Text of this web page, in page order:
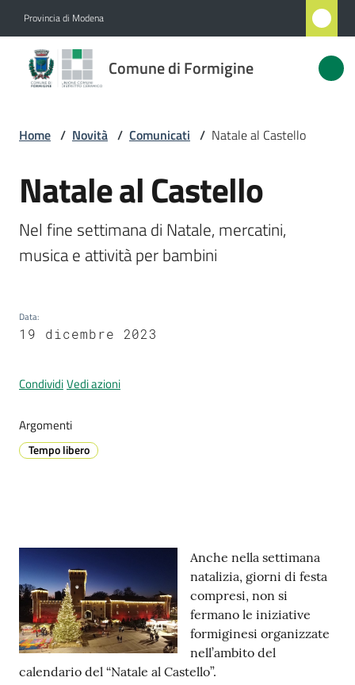
Provincia di Modena
Comune di Formigine
Comune
di
Menu selezionato
Servizi
Formigine
Prenotazione
appuntamenti
r
t
a
M
e
t
e
Home / Novità / Comunicati / Natale al Castello
Salta al contenuto
Natale al Castello
Nel fine settimana di Natale, mercatini,
Data:
19 dicembre 2023
CondividiVedi azioni
Argomenti
Tempo libero
Contenuto
Anche nella settimana
natalizia, giorni di festa
compresi, non si
fermano le iniziative
formiginesi organizzate
nell’ambito del
calendario del “Natale al Castello”.